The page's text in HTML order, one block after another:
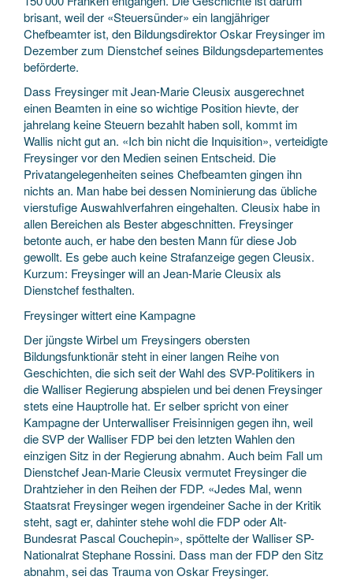
brisant, weil der «Steuersünder» ein langjähriger
Chefbeamter ist, den Bildungsdirektor Oskar Freysinger im
Dezember zum Dienstchef seines Bildungsdepartementes
beförderte.
Dass Freysinger mit Jean-Marie Cleusix ausgerechnet
einen Beamten in eine so wichtige Position hievte, der
jahrelang keine Steuern bezahlt haben soll, kommt im
Wallis nicht gut an. «Ich bin nicht die Inquisition», verteidigte
Freysinger vor den Medien seinen Entscheid. Die
Privatangelegenheiten seines Chefbeamten gingen ihn
nichts an. Man habe bei dessen Nominierung das übliche
vierstufige Auswahlverfahren eingehalten. Cleusix habe in
allen Bereichen als Bester abgeschnitten. Freysinger
betonte auch, er habe den besten Mann für diese Job
gewollt. Es gebe auch keine Strafanzeige gegen Cleusix.
Kurzum: Freysinger will an Jean-Marie Cleusix als
Dienstchef festhalten.
Freysinger wittert eine Kampagne
Der jüngste Wirbel um Freysingers obersten
Bildungsfunktionär steht in einer langen Reihe von
Geschichten, die sich seit der Wahl des SVP-Politikers in
die Walliser Regierung abspielen und bei denen Freysinger
stets eine Hauptrolle hat. Er selber spricht von einer
Kampagne der Unterwalliser Freisinnigen gegen ihn, weil
die SVP der Walliser FDP bei den letzten Wahlen den
einzigen Sitz in der Regierung abnahm. Auch beim Fall um
Dienstchef Jean-Marie Cleusix vermutet Freysinger die
Drahtzieher in den Reihen der FDP. «Jedes Mal, wenn
Staatsrat Freysinger wegen irgendeiner Sache in der Kritik
steht, sagt er, dahinter stehe wohl die FDP oder Alt-
Bundesrat Pascal Couchepin», spöttelte der Walliser SP-
Nationalrat Stephane Rossini. Dass man der FDP den Sitz
abnahm, sei das Trauma von Oskar Freysinger.